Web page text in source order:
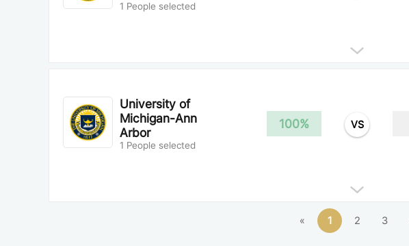
1 People selected
University of
Michigan-Ann
Arbor
1 People selected
100% VS
« 1 2 3